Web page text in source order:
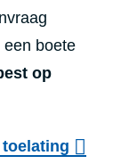
boete
op